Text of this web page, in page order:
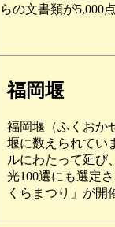
らの文書類が5,000
福岡堰
福岡堰（ふくおか
堰に数えられてい
ルにわたって延び
光100選にも選定
くらまつり」が開